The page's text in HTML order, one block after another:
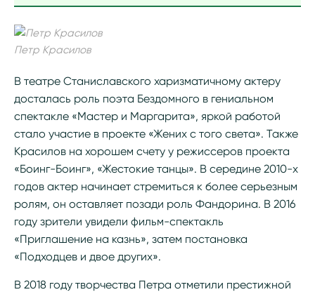
Петр Красилов
В театре Станиславского харизматичному актеру
досталась роль поэта Бездомного в гениальном
спектакле «Мастер и Маргарита», яркой работой
стало участие в проекте «Жених с того света». Также
Красилов на хорошем счету у режиссеров проекта
«Боинг-Боинг», «Жестокие танцы». В середине 2010-х
годов актер начинает стремиться к более серьезным
ролям, он оставляет позади роль Фандорина. В 2016
году зрители увидели фильм-спектакль
«Приглашение на казнь», затем постановка
«Подходцев и двое других».
В 2018 году творчества Петра отметили престижной